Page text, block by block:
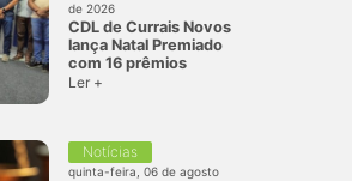
de 2026
CDL de Currais Novos
lança Natal Premiado
com 16 prêmios
Ler +
Notícias
quinta-feira, 06 de agosto